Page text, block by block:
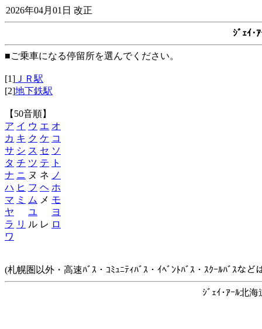
2026年04月01日 改正
ｼﾞｪｲ･
■ご乗車になる停留所を選んでください。
[1] ＪＲ駅
[2]地下鉄駅
【50音順】
ア イ ウ エ オ
カ キ ク ケ コ
サ シ ス セ ソ
タ チ ツ テ
ト
ナ ニ ヌ ネ ノ
ハ ヒ フ ヘ ホ
マ ミ ム メ モ
ヤ
ユ
ヨ
ラ リ ル レ ロ
ワ
(札幌圏以外・高速ﾊﾞｽ・ｺﾐｭﾆﾃｨﾊﾞｽ・ｲﾍﾞﾝﾄﾊﾞｽ・ｽｸｰﾙﾊﾞｽな
ｼﾞｪｲ･ｱｰﾙ北